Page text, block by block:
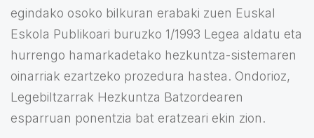
egindako osoko bilkuran erabaki zuen Euskal
Eskola Publikoari buruzko 1/1993 Legea aldatu eta
hurrengo hamarkadetako hezkuntza-sistemaren
oinarriak ezartzeko prozedura hastea. Ondorioz,
Legebiltzarrak Hezkuntza Batzordearen
esparruan ponentzia bat eratzeari ekin zion.